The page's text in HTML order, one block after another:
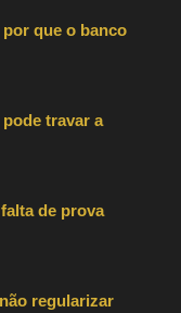
que o banco
travar a
de prova
regularizar